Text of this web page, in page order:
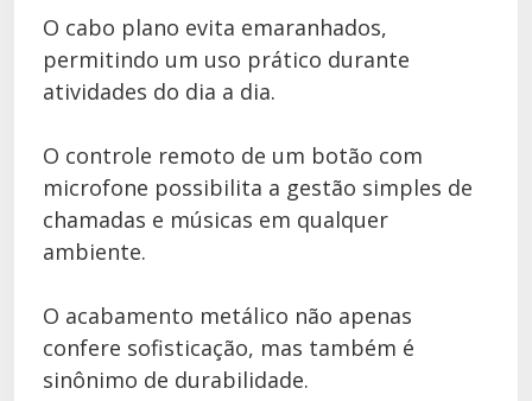
O cabo plano evita emaranhados,
permitindo um uso prático durante
atividades do dia a dia.
O controle remoto de um botão com
microfone possibilita a gestão simples de
chamadas e músicas em qualquer
ambiente.
O acabamento metálico não apenas
confere sofisticação, mas também é
sinônimo de durabilidade.